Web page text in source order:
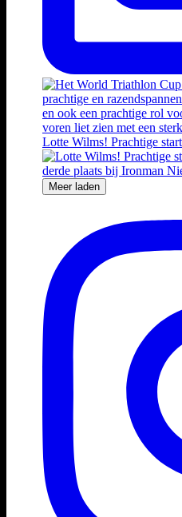
Lotte Wilms! Prachtige
Meer laden